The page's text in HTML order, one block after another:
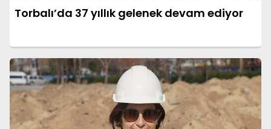
Torbalı’da 37 yıllık gelenek devam ediyor